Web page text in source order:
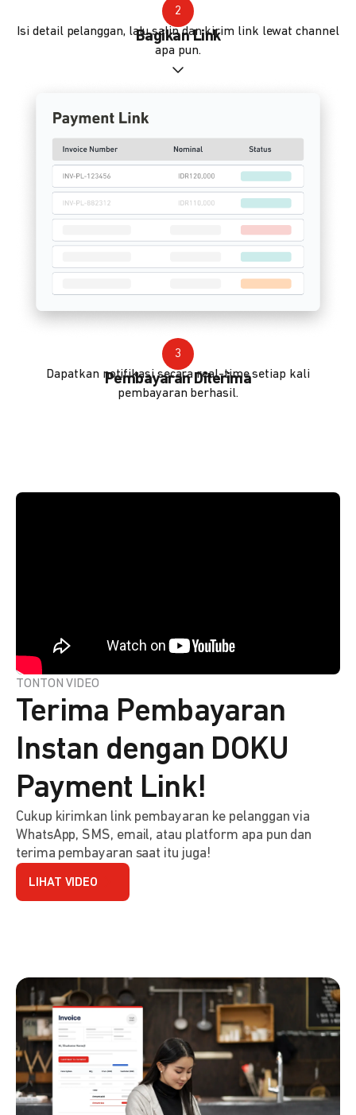
2
Bagikan Link
Isi detail pelanggan, lalu salin dan kirim link lewat channel
apa pun.
3
Pembayaran Diterima
Dapatkan notifikasi secara real-time setiap kali
pembayaran berhasil.
TONTON VIDEO
Terima Pembayaran
Instan dengan DOKU
Payment Link!
Cukup kirimkan link pembayaran ke pelanggan via
WhatsApp, SMS, email, atau platform apa pun dan
terima pembayaran saat itu juga!
LIHAT VIDEO